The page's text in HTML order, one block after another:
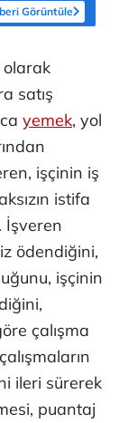
Görüntüle
olarak
satış
yemek, yol
işçinin iş
istifa
İşveren
ödendiğini,
işçinin
çalışma
ileri sürerek
puantaj